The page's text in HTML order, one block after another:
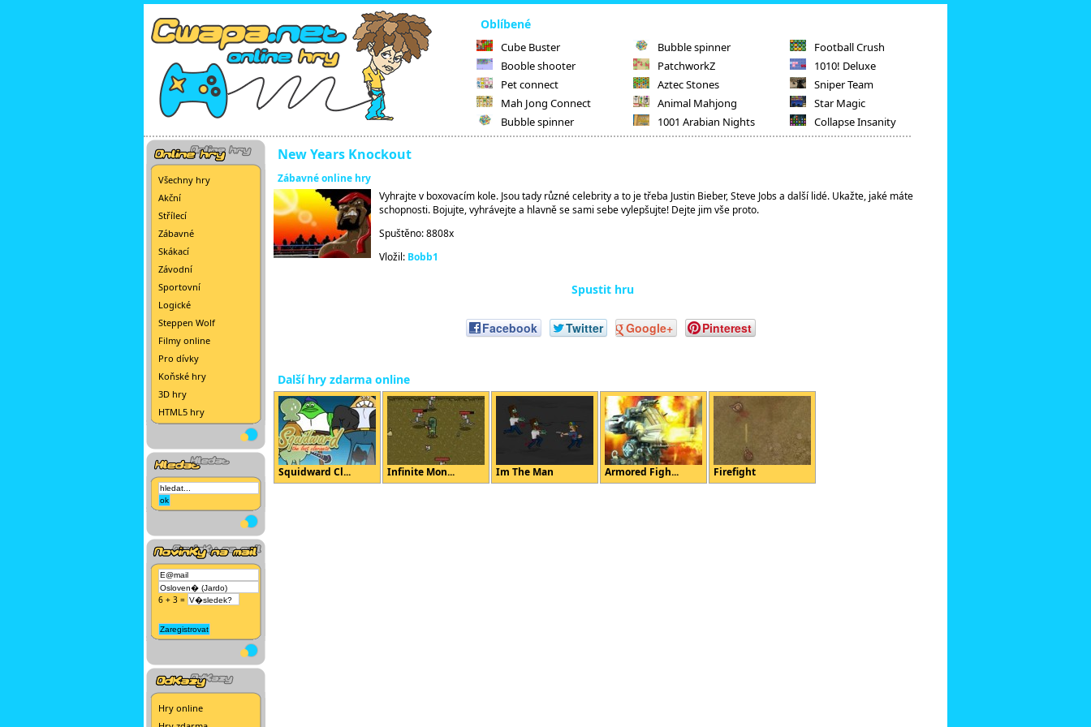
Oblíbené
Cube Buster
Booble shooter
Pet connect
Mah Jong Connect
Bubble spinner
Bubble spinner
PatchworkZ
Aztec Stones
Animal Mahjong
1001 Arabian Nights
Football Crush
1010! Deluxe
Sniper Team
Star Magic
Collapse Insanity
Všechny hry
Akční
Střílecí
Zábavné
Skákací
Závodní
Sportovní
Logické
Steppen Wolf
Filmy online
Pro dívky
Koňské hry
3D hry
HTML5 hry
6 + 3 =
Hry online
New Years Knockout
Zábavné online hry
Vyhrajte v boxovacím kole. Jsou tady různé celebrity a to je třeba Justin Bieber, Steve Jobs a další lidé. Ukažte, jaké máte
schopnosti. Bojujte, vyhrávejte a hlavně se sami sebe vylepšujte! Dejte jim vše proto.
Spuštěno: 8808x
Vložil: Bobb1
Spustit hru
Facebook Twitter Google+ Pinterest
Další hry zdarma online
Squidward Cl... Infinite Mon... Im The Man Armored Figh... Firefight